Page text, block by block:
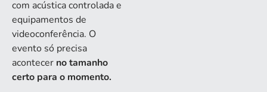
com acústica controlada e
equipamentos de
videoconferência. O
evento só precisa
acontecer no tamanho
certo para o momento.